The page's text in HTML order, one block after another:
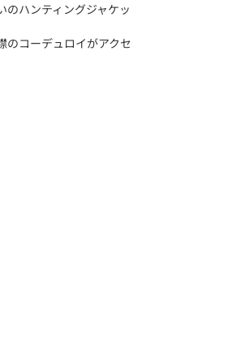
のハンティングジャケッ
のコーデュロイがアクセ